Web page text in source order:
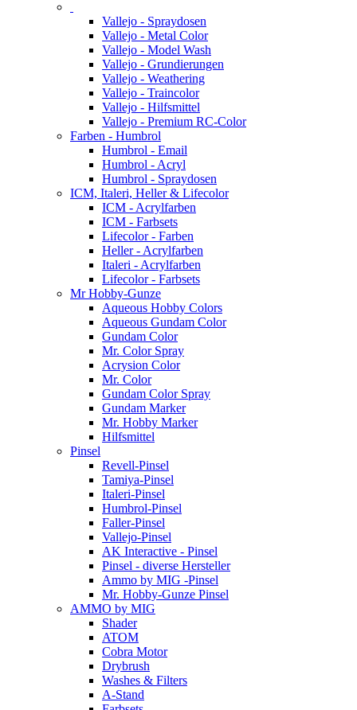
Vallejo - Spraydosen
Vallejo - Metal Color
Vallejo - Model Wash
Vallejo - Grundierungen
Vallejo - Weathering
Vallejo - Traincolor
Vallejo - Hilfsmittel
Vallejo - Premium RC-Color
Farben - Humbrol
Humbrol - Email
Humbrol - Acryl
Humbrol - Spraydosen
ICM, Italeri, Heller & Lifecolor
ICM - Acrylfarben
ICM - Farbsets
Lifecolor - Farben
Heller - Acrylfarben
Italeri - Acrylfarben
Lifecolor - Farbsets
Mr Hobby-Gunze
Aqueous Hobby Colors
Aqueous Gundam Color
Gundam Color
Mr. Color Spray
Acrysion Color
Mr. Color
Gundam Color Spray
Gundam Marker
Mr. Hobby Marker
Hilfsmittel
Pinsel
Revell-Pinsel
Tamiya-Pinsel
Italeri-Pinsel
Humbrol-Pinsel
Faller-Pinsel
Vallejo-Pinsel
AK Interactive - Pinsel
Pinsel - diverse Hersteller
Ammo by MIG -Pinsel
Mr. Hobby-Gunze Pinsel
AMMO by MIG
Shader
ATOM
Cobra Motor
Drybrush
Washes & Filters
A-Stand